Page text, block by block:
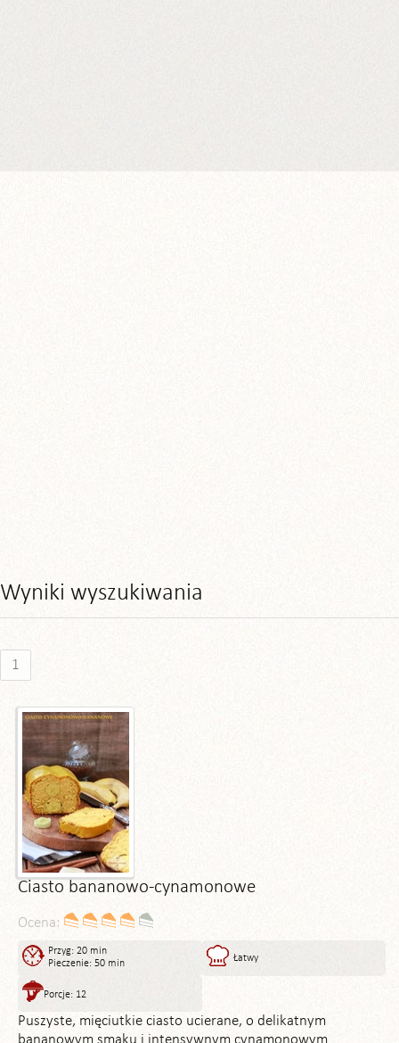
Wyniki wyszukiwania
1
Ciasto bananowo-cynamonowe
Ocena:
Przyg: 20 min
Pieczenie: 50 min
Łatwy
Porcje: 12
Puszyste, mięciutkie ciasto ucierane, o delikatnym
bananowym smaku i intensywnym cynamonowym